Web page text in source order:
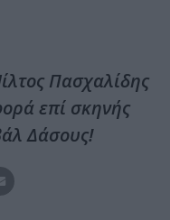
Πασχαλίδης
επί σκηνής
Δάσους!